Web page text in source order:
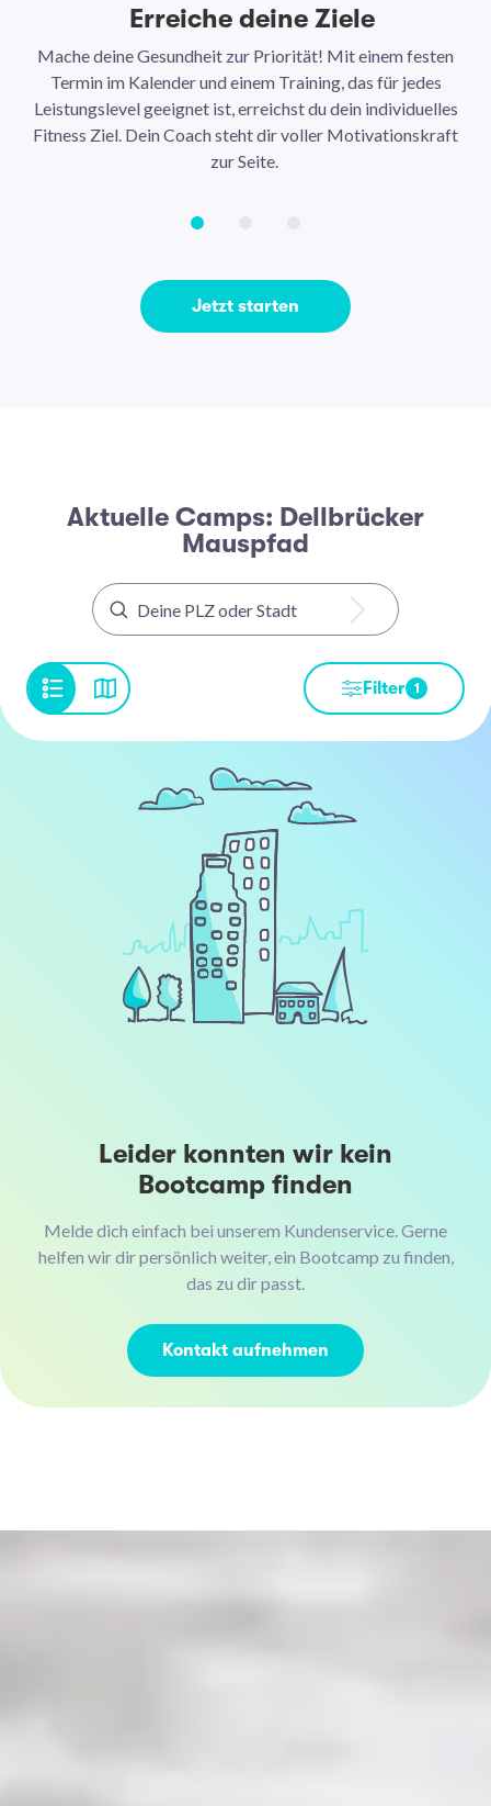
Erreiche deine Ziele
Mache deine Gesundheit zur Priorität! Mit einem festen
Termin im Kalender und einem Training, das für jedes
Leistungslevel geeignet ist, erreichst du dein individuelles
Fitness Ziel. Dein Coach steht dir voller Motivationskraft
zur Seite.
Jetzt starten
Aktuelle Camps: Dellbrücker
Mauspfad
Filter 1
Leider konnten wir kein
Bootcamp finden
Melde dich einfach bei unserem Kundenservice. Gerne
helfen wir dir persönlich weiter, ein Bootcamp zu finden,
das zu dir passt.
Kontakt aufnehmen